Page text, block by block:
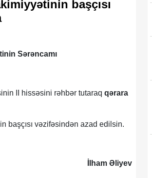
başçısı
Sərəncamı
II hissəsini rəhbər tutaraq qərara
başçısı vəzifəsindən azad edilsin.
İlham Əliyev